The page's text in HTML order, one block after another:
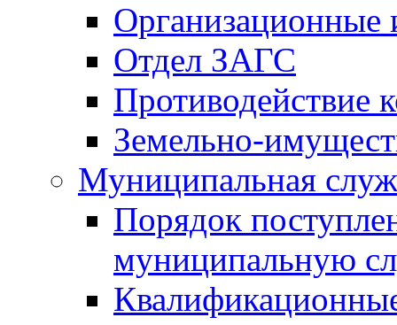
Отдел ЗАГС
Противодействие
Земельно-
Муниципальная
Порядок
муниципальную